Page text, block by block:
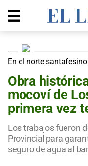
En el norte santafesino
Obra
mocoví de
primera vez
Los trabajos fueron
Provincial para
seguro de agua al